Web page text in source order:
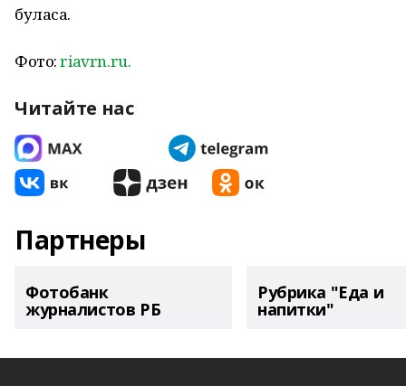
буласаҡ.
Фото:riavrn.ru.
Читайте нас
Партнеры
Фотобанк
журналистов РБ
Рубрика "Еда и
напитки"